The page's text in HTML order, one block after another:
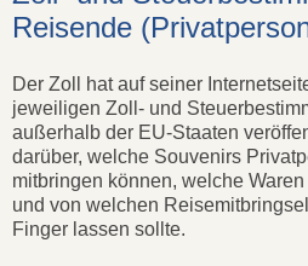
Reisende
Der Zoll hat auf seiner
jeweiligen Zoll- und
außerhalb der EU-Staaten
darüber, welche Souvenirs
mitbringen können, welche
und von welchen
Finger lassen sollte.